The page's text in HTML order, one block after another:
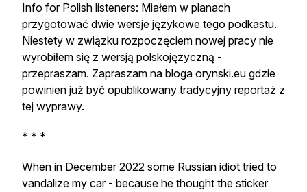
Info for Polish listeners: Miałem w planach
przygotować dwie wersje językowe tego podkastu.
Niestety w związku rozpoczęciem nowej pracy nie
wyrobiłem się z wersją polskojęzyczną -
przepraszam. Zapraszam na bloga orynski.eu gdzie
powinien już być opublikowany tradycyjny reportaż z
tej wyprawy.
* * *
When in December 2022 some Russian idiot tried to
vandalize my car - because he thought the sticker